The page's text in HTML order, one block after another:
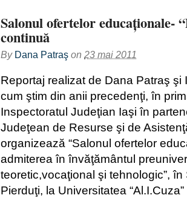
Salonul ofertelor educaţionale-
continuă
By Dana Patraş on 23 mai 2011
Reportaj realizat de Dana Patraş şi
cum ştim din anii precedenţi, în
Inspectoratul Judeţian Iaşi în
Judeţean de Resurse şi de
organizează “Salonul ofertelor
admiterea în învăţământul
teoretic,vocaţional şi tehnologic”, în
Pierduţi, la Universitatea